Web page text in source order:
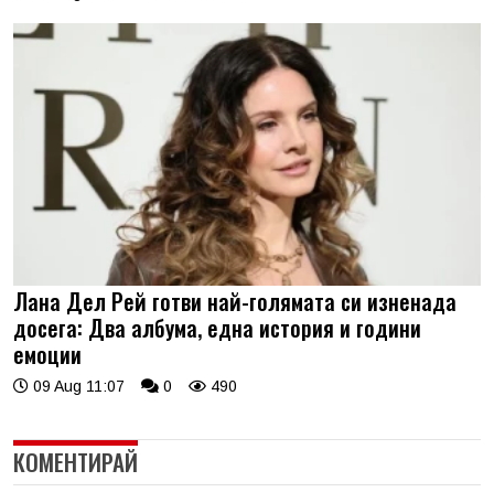
Лана Дел Рей готви най-голямата си изненада
досега: Два албума, една история и години
емоции
09 Aug 11:07 0 490
КОМЕНТИРАЙ